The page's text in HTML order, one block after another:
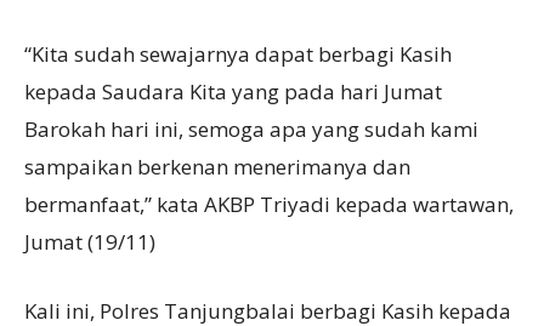
“Kita sudah sewajarnya dapat berbagi Kasih
kepada Saudara Kita yang pada hari Jumat
Barokah hari ini, semoga apa yang sudah kami
sampaikan berkenan menerimanya dan
bermanfaat,” kata AKBP Triyadi kepada wartawan,
Jumat (19/11)
Kali ini, Polres Tanjungbalai berbagi Kasih kepada